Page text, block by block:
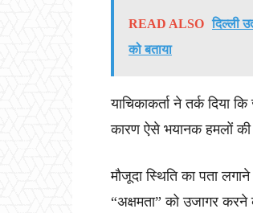
READ ALSO दिल्ली
को बताया
याचिकाकर्ता ने तर्क दिया
कारण ऐसे भयानक हमलों की
मौजूदा स्थिति का पता
“अक्षमता” को उजागर